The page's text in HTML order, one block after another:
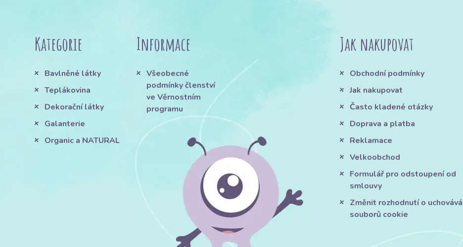
Kategorie
Bavlněné látky
Teplákovina
Dekorační látky
Galanterie
Organic a NATURAL
Informace
Všeobecné
podmínky členství
ve Věrnostním
programu
Jak nakupovat
Obchodní podmínky
Jak nakupovat
Často kladené otázky
Doprava a platba
Reklamace
Velkoobchod
Formulář pro odstoupení od
smlouvy
Změnit rozhodnutí o
souborů cookie